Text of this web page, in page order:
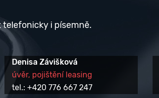
i písemně.
Denisa Závišková
úvěr, pojištění leasing
tel.: +420 776 667 247